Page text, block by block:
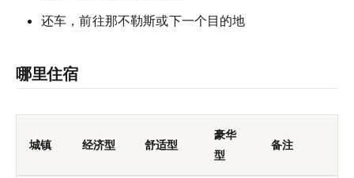
还车，前往那不勒斯或下一个目的地
哪里住宿
城镇 经济型 舒适型
豪华
型
备注